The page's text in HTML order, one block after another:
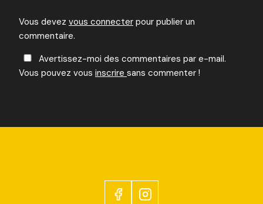
Vous devez vous connecter pour publier un
commentaire.
Avertissez-moi des commentaires par e-mail.
Vous pouvez vous inscrire sans commenter !